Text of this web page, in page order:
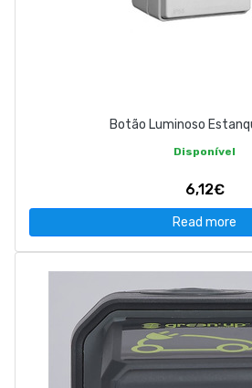
Botão Luminoso
Disponível
6,12€
Read more